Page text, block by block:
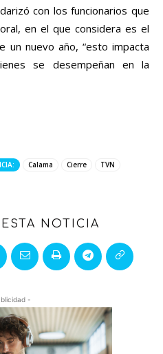
con los funcionarios que
en el que considera es el
un nuevo año, “esto impacta
se desempeñan en la
Calama Cierre TVN
NOTICIA
-